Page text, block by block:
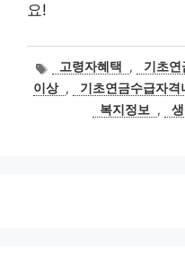
요!
태
그
고령자혜택 , 기초연
이상 , 기초연금수급자격
복지정보
,